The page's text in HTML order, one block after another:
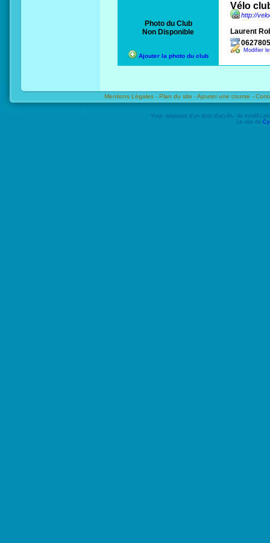
Photo du Club
Non Disponible
Ajouter la photo du club
Vélo
http://
Laurent
Modifier
Mentions Légales - Plan du site -Ajouter une course -
Vous disposez d'un droit d'accès, de
Le site de